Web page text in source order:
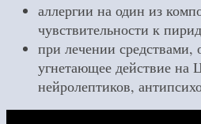
аллергии на один из
чувствительности к
при лечении
угнетающее действие на
нейролептиков,